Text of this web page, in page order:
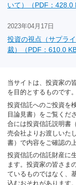
いて）（PDF：428.0
2023年04月17日
投資の視点（サプラ
裁）（PDF：610.0 KB
当サイトは、投資家の
を目的とするものです。
投資信託へのご投資を
目論見書）をご覧くだ
合には投資信託説明書
売会社よりお渡しいた
書）で内容をご確認の
投資信託の信託財産に
ます。投資家の皆さま
ているものではなく、
込むおそれがあります。